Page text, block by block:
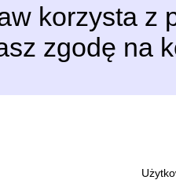
korzysta z
zgodę na